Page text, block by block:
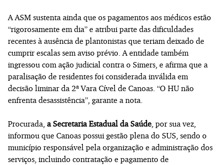
A ASM sustenta ainda que os pagamentos aos médicos estão
“rigorosamente em dia” e atribui parte das dificuldades
recentes à ausência de plantonistas que teriam deixado de
cumprir escalas sem aviso prévio. A entidade também
ingressou com ação judicial contra o Simers, e afirma que a
paralisação de residentes foi considerada inválida em
decisão liminar da 2ª Vara Cível de Canoas. “O HU não
enfrenta desassistência”, garante a nota.
Procurada, a Secretaria Estadual da Saúde , por sua vez,
informou que Canoas possui gestão plena do SUS, sendo o
município responsável pela organização e administração dos
serviços, incluindo contratação e pagamento de